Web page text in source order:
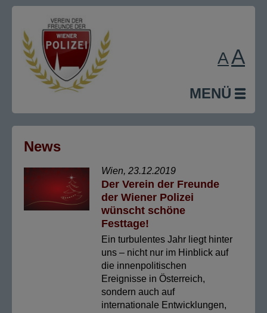
MENÜ
AA
News
Wien, 23.12.2019
Der Verein der Freunde
der Wiener Polizei
wünscht schöne
Festtage!
Ein turbulentes Jahr liegt hinter
uns – nicht nur im Hinblick auf
die innenpolitischen
Ereignisse in Österreich,
sondern auch auf
internationale Entwicklungen,